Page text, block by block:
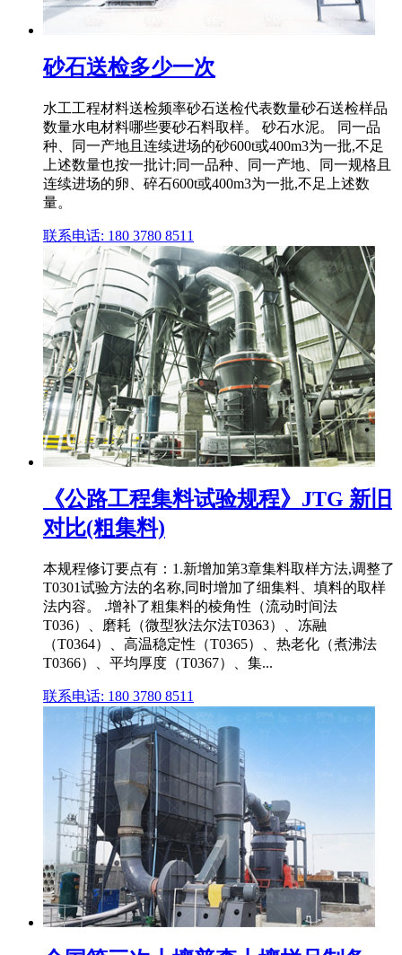
砂石送检多少一次
水工工程材料送检频率砂石送检代表数量砂石送检样品
数量水电材料哪些要砂石料取样。 砂石水泥。 同一品
种、同一产地且连续进场的砂600t或400m3为一批,不足
上述数量也按一批计;同一品种、同一产地、同一规格且
连续进场的卵、碎石600t或400m3为一批,不足上述数
量。
联系电话: 180 3780 8511
《公路工程集料试验规程》JTG 新旧
对比(粗集料)
本规程修订要点有：1.新增加第3章集料取样方法,调整了
T0301试验方法的名称,同时增加了细集料、填料的取样
法内容。 .增补了粗集料的棱角性（流动时间法
T036）、磨耗（微型狄法尔法T0363）、冻融
（T0364）、高温稳定性（T0365）、热老化（煮沸法
T0366）、平均厚度（T0367）、集...
联系电话: 180 3780 8511